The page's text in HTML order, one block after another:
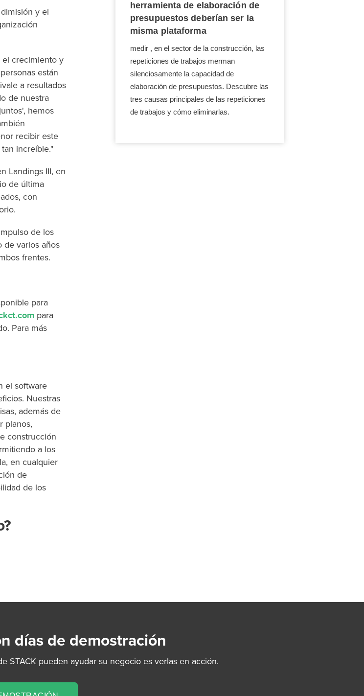
y el
el crecimiento y
están
a resultados
de nuestra
hemos
recibir este
increíble."
Landings III, en
de última
con
de los
de varios años
frentes.
para
para
Para más
el software
Nuestras
además de
planos,
construcción
a los
en cualquier
de
de los
herramienta de elaboración de
presupuestos deberían ser la
misma plataforma
medir , en el sector de la construcción, las
repeticiones de trabajos merman
silenciosamente la capacidad de
elaboración de presupuestos. Descubre las
tres causas principales de las repeticiones
de trabajos y cómo eliminarlas.
días de demostración
STACK pueden ayudar su negocio es verlas en acción.